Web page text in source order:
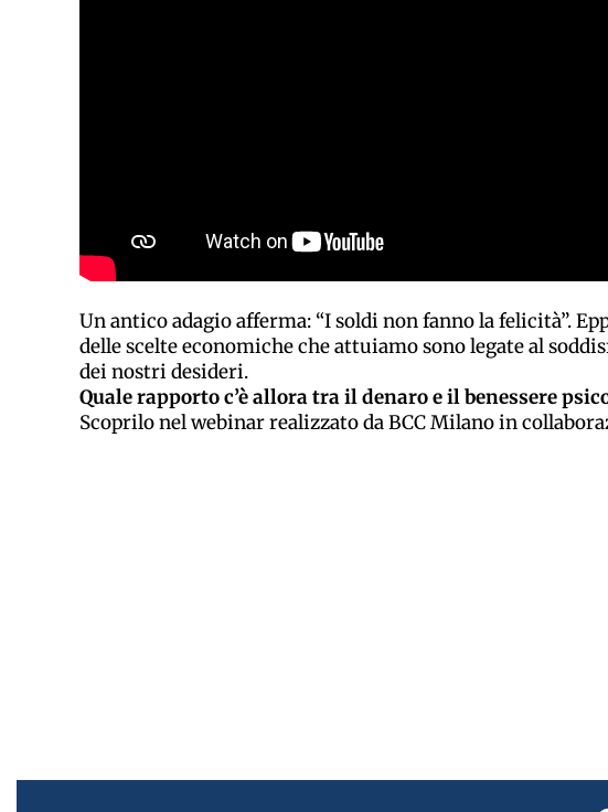
Un antico adagio afferma: “I soldi non fanno la felicità”.
delle scelte economiche che attuiamo sono legate al
dei nostri desideri.
Quale rapporto c’è allora tra il denaro e il benessere
Scoprilo nel webinar realizzato da BCC Milano in